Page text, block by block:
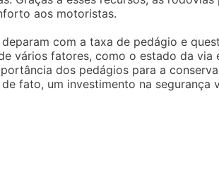
aos motoristas.
com a taxa de pedágio e
vários fatores, como o estado da via
dos pedágios para a
fato, um investimento na segurança